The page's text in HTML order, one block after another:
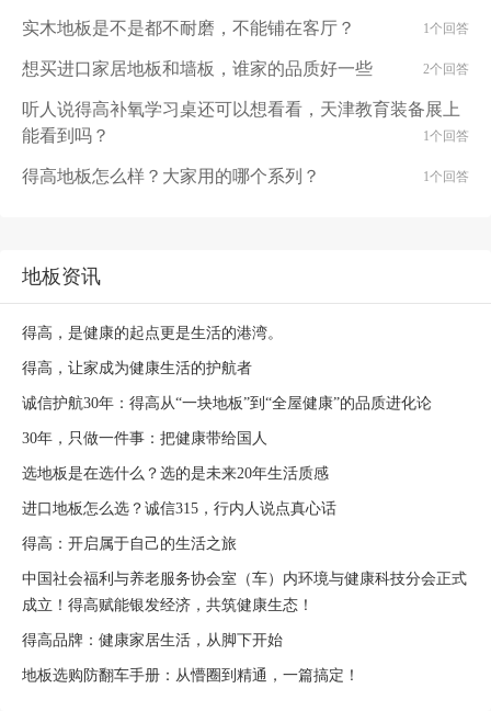
实木地板是不是都不耐磨，不能铺在客厅？ 1个回答
想买进口家居地板和墙板，谁家的品质好一些 2个回答
听人说得高补氧学习桌还可以想看看，天津教育装备展上
能看到吗？
1个回答
得高地板怎么样？大家用的哪个系列？ 1个回答
地板资讯
得高，是健康的起点更是生活的港湾。
得高，让家成为健康生活的护航者
诚信护航30年：得高从“一块地板”到“全屋健康”的品质进化论
30年，只做一件事：把健康带给国人
选地板是在选什么？选的是未来20年生活质感
进口地板怎么选？诚信315，行内人说点真心话
得高：开启属于自己的生活之旅
中国社会福利与养老服务协会室（车）内环境与健康科技分会正式
成立！得高赋能银发经济，共筑健康生态！
得高品牌：健康家居生活，从脚下开始
地板选购防翻车手册：从懵圈到精通，一篇搞定！